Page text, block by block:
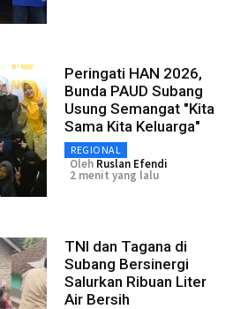
Peringati HAN 2026,
Bunda PAUD Subang
Usung Semangat "Kita
Sama Kita Keluarga"
REGIONAL
Oleh Ruslan Efendi
2 menit yang lalu
TNI dan Tagana di
Subang Bersinergi
Salurkan Ribuan Liter
Air Bersih